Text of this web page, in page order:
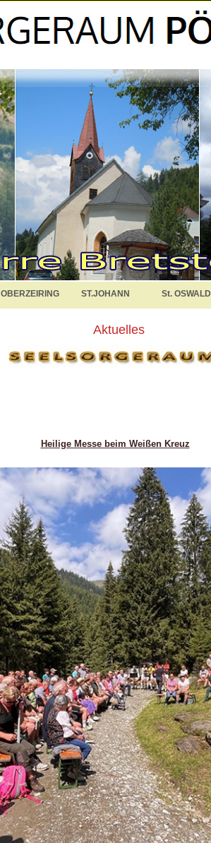
OBERZEIRING ST.JOHANN St. OSWALD
Aktuelles
Heilige Messe beim Weißen Kreuz